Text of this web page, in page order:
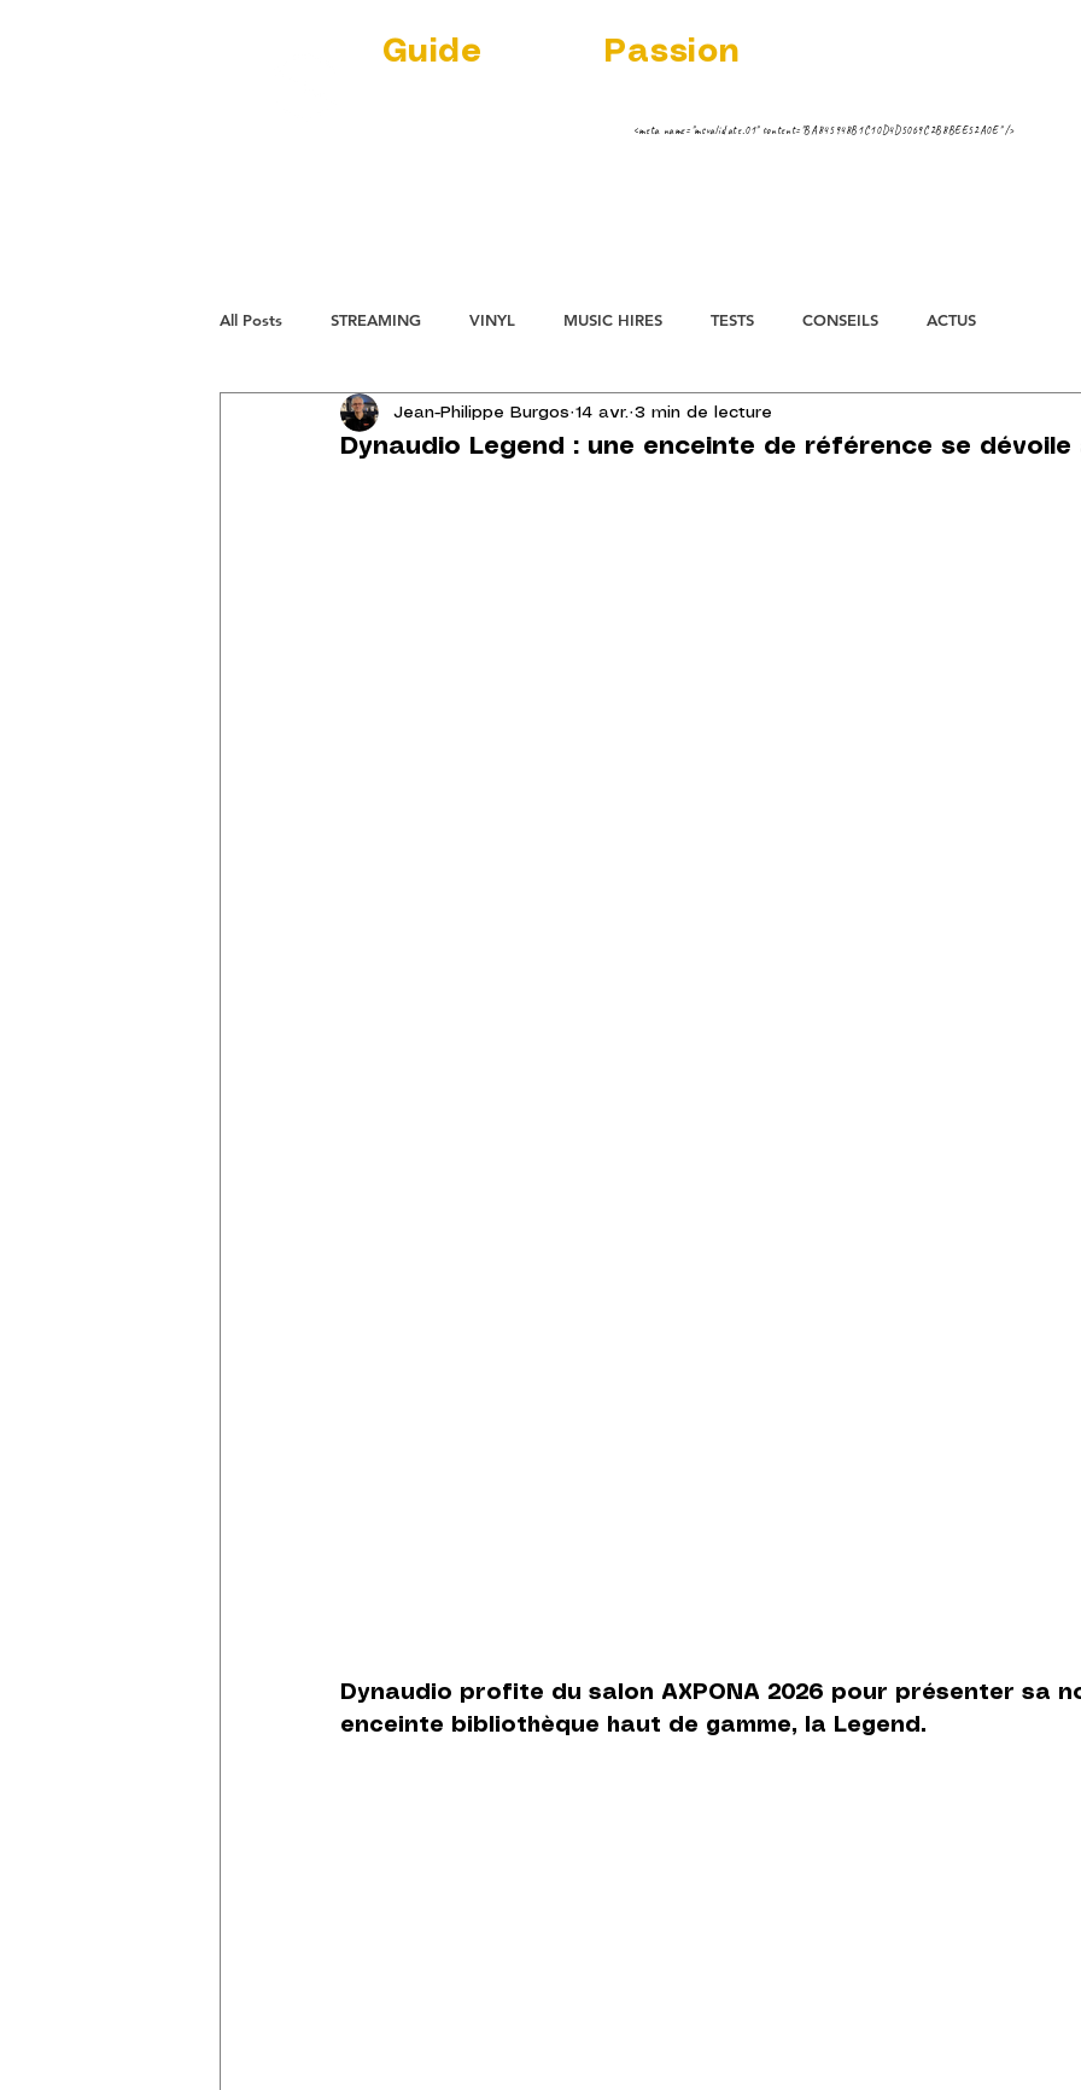
Guide Passion
<meta name="msvalidate.01" content="BA845948B1C10D4D5069C2B8BEE52A0E" />
All Posts STREAMING VINYL MUSIC HIRES TESTS CONSEILS ACTUS
Dynaudio Legend : une enceinte de référence se dévoile
Jean-Philippe Burgos 14 avr. 3 min de lecture
Dynaudio profite du salon AXPONA 2026 pour présenter sa
enceinte bibliothèque haut de gamme, la Legend.